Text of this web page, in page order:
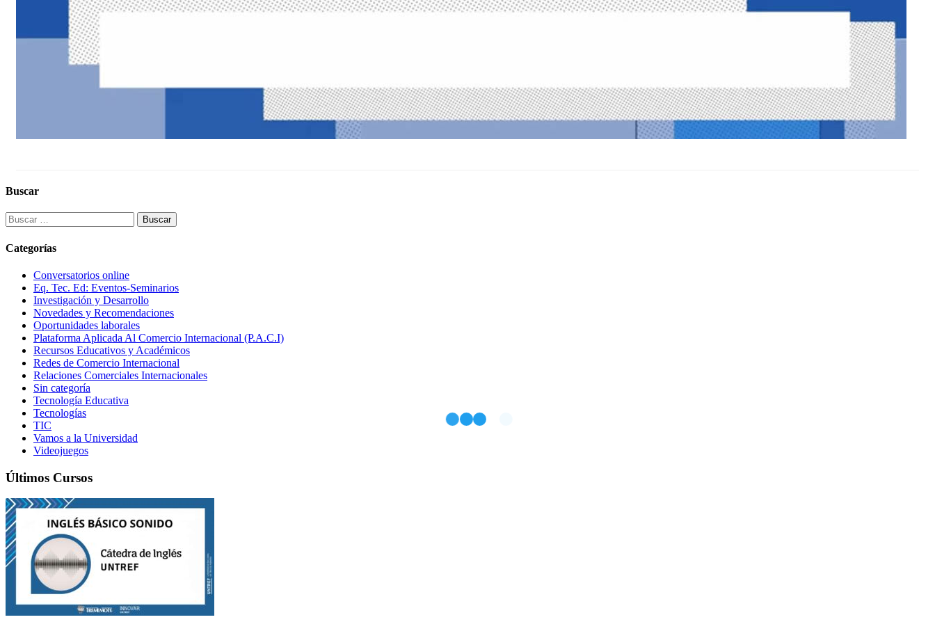
Buscar
Buscar:
Categorías
Conversatorios online
Eq. Tec. Ed: Eventos-Seminarios
Investigación y Desarrollo
Novedades y Recomendaciones
Oportunidades laborales
Plataforma Aplicada Al Comercio Internacional (P.A.C.I)
Recursos Educativos y Académicos
Redes de Comercio Internacional
Relaciones Comerciales Internacionales
Sin categoría
Tecnología Educativa
Tecnologías
TIC
Vamos a la Universidad
Videojuegos
Últimos Cursos